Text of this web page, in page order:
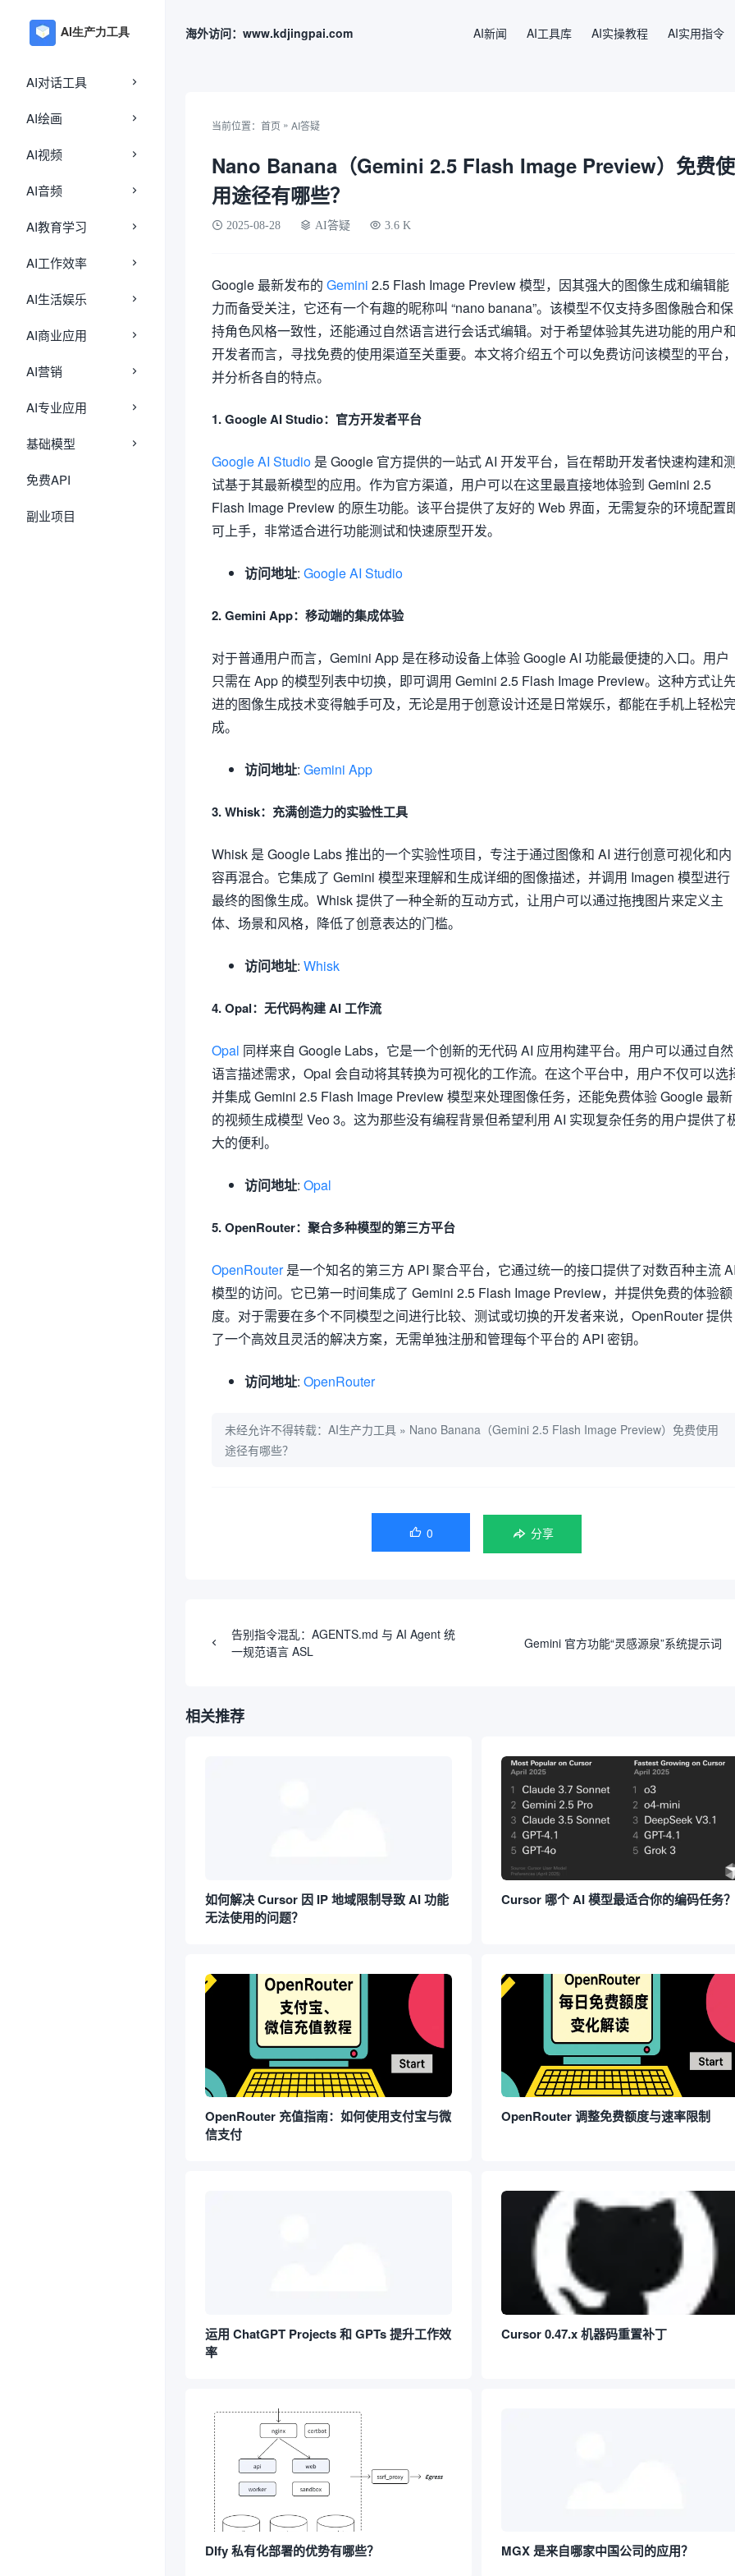
AI对话工具
AI绘画
AI视频
AI音频
AI教育学习
AI工作效率
AI生活娱乐
AI商业应用
AI营销
AI专业应用
基础模型
免费API
副业项目
海外访问：www.kdjingpai.com AI新闻 AI工具库 AI实操教程 AI实用指令
当前位置： 首页 » AI答疑
Nano Banana（Gemini 2.5 Flash Image Preview）免费使
用途径有哪些？
2025-08-28 AI答疑 3.6 K
Google 最新发布的 Gemini 2.5 Flash Image Preview 模型，因其强大的图像生成和编辑能
力而备受关注，它还有一个有趣的昵称叫 “nano banana”。该模型不仅支持多图像融合和保
持角色风格一致性，还能通过自然语言进行会话式编辑。对于希望体验其先进功能的用户
开发者而言，寻找免费的使用渠道至关重要。本文将介绍五个可以免费访问该模型的平台
并分析各自的特点。
1. Google AI Studio：官方开发者平台
Google AI Studio 是 Google 官方提供的一站式 AI 开发平台，旨在帮助开发者快速构建和
试基于其最新模型的应用。作为官方渠道，用户可以在这里最直接地体验到 Gemini 2.5
Flash Image Preview 的原生功能。该平台提供了友好的 Web 界面，无需复杂的环境配置
可上手，非常适合进行功能测试和快速原型开发。
访问地址: Google AI Studio
2. Gemini App：移动端的集成体验
对于普通用户而言，Gemini App 是在移动设备上体验 Google AI 功能最便捷的入口。用户
只需在 App 的模型列表中切换，即可调用 Gemini 2.5 Flash Image Preview。这种方式让
进的图像生成技术变得触手可及，无论是用于创意设计还是日常娱乐，都能在手机上轻松
成。
访问地址: Gemini App
3. Whisk：充满创造力的实验性工具
Whisk 是 Google Labs 推出的一个实验性项目，专注于通过图像和 AI 进行创意可视化和内
容再混合。它集成了 Gemini 模型来理解和生成详细的图像描述，并调用 Imagen 模型进行
最终的图像生成。Whisk 提供了一种全新的互动方式，让用户可以通过拖拽图片来定义主
体、场景和风格，降低了创意表达的门槛。
访问地址: Whisk
4. Opal：无代码构建 AI 工作流
Opal 同样来自 Google Labs，它是一个创新的无代码 AI 应用构建平台。用户可以通过自然
语言描述需求，Opal 会自动将其转换为可视化的工作流。在这个平台中，用户不仅可以选
并集成 Gemini 2.5 Flash Image Preview 模型来处理图像任务，还能免费体验 Google 最新
的视频生成模型 Veo 3。这为那些没有编程背景但希望利用 AI 实现复杂任务的用户提供了
大的便利。
访问地址: Opal
5. OpenRouter：聚合多种模型的第三方平台
OpenRouter是一个知名的第三方 API 聚合平台，它通过统一的接口提供了对数百种主流
模型的访问。它已第一时间集成了 Gemini 2.5 Flash Image Preview，并提供免费的体验额
度。对于需要在多个不同模型之间进行比较、测试或切换的开发者来说，OpenRouter 提供
了一个高效且灵活的解决方案，无需单独注册和管理每个平台的 API 密钥。
访问地址: OpenRouter
未经允许不得转载： AI生产力工具 » Nano Banana（Gemini 2.5 Flash Image Preview）免费使用
途径有哪些？
 0 分享
告别指令混乱：AGENTS.md 与 AI Agent 统
一规范语言 ASL
Gemini 官方功能“灵感源泉”系统提示词
相关推荐
如何解决 Cursor 因 IP 地域限制导致 AI 功能
无法使用的问题？
Cursor 哪个 AI 模型最适合你的编码任务？
OpenRouter 充值指南：如何使用支付宝与微
信支付
OpenRouter 调整免费额度与速率限制
运用 ChatGPT Projects 和 GPTs 提升工作效
率
Cursor 0.47.x 机器码重置补丁
DIfy 私有化部署的优势有哪些？ MGX 是来自哪家中国公司的应用？